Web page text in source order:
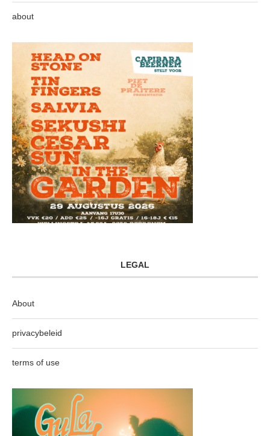
about
LEGAL
About
privacybeleid
terms of use